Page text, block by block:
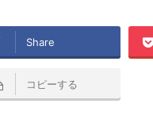
Share
コピーする